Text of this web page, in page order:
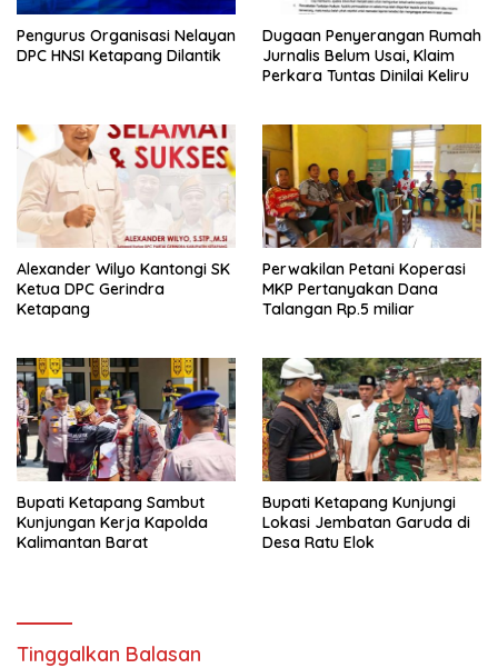
Pengurus Organisasi Nelayan
DPC HNSI Ketapang Dilantik
Dugaan Penyerangan Rumah
Jurnalis Belum Usai, Klaim
Perkara Tuntas Dinilai Keliru
Alexander Wilyo Kantongi SK
Ketua DPC Gerindra
Ketapang
Perwakilan Petani Koperasi
MKP Pertanyakan Dana
Talangan Rp.5 miliar
Bupati Ketapang Sambut
Kunjungan Kerja Kapolda
Kalimantan Barat
Bupati Ketapang Kunjungi
Lokasi Jembatan Garuda di
Desa Ratu Elok
Tinggalkan Balasan